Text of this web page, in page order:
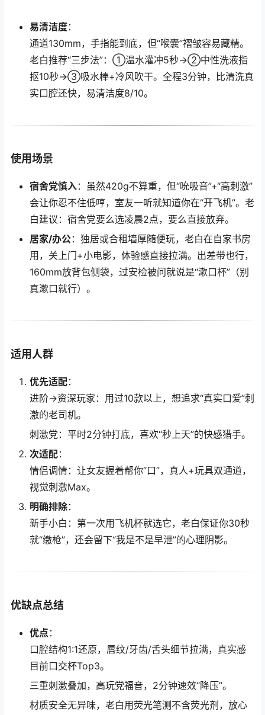
易清洁度：
通道130mm，手指能到底，但“喉囊”褶皱容易藏精。
老白推荐“三步法”：①温水灌冲5秒→②中性洗液指
抠10秒→③吸水棒+冷风吹干。全程3分钟，比清洗真
实口腔还快，易清洁度8/10。
使用场景
宿舍党慎入：虽然420g不算重，但“吮吸音”+“高刺激”
会让你忍不住低哼，室友一听就知道你在“开飞机”。老
白建议：宿舍党要么选凌晨2点，要么直接放弃。
居家/办公：独居或合租墙厚随便玩，老白在自家书房
用，关上门+小电影，体验感直接拉满。出差带也行，
160mm放背包侧袋，过安检被问就说是“漱口杯”（别
真漱口就行）。
适用人群
优先适配：
进阶→资深玩家：用过10款以上，想追求“真实口爱”刺
激的老司机。
刺激党：平时2分钟打底，喜欢“秒上天”的快感猎手。
次适配：
情侣调情：让女友握着帮你“口”，真人+玩具双通道，
视觉刺激Max。
明确排除：
新手小白：第一次用飞机杯就选它，老白保证你30秒
就“缴枪”，还会留下“我是不是早泄”的心理阴影。
优缺点总结
优点 ：
口腔结构1:1还原，唇纹/牙齿/舌头细节拉满，真实感
目前口交杯Top3。
三重刺激叠加，高玩党福音，2分钟速效“降压”。
材质安全无异味，老白用荧光笔测不含荧光剂，放心